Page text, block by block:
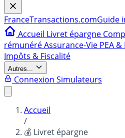
FranceTransactions.comGuide
Accueil Livret épargne
rémunéréAssurance-Vie PEA
Impôts & Fiscalité
Autres...
Connexion Simulateurs
Accueil
/
💰 Livret épargne